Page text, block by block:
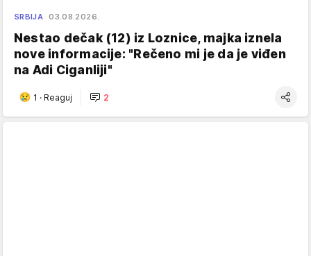
SRBIJA 03.08.2026.
Nestao dečak (12) iz Loznice, majka iznela
nove informacije: "Rečeno mi je da je viđen
na Adi Ciganliji"
1 · Reaguj 2